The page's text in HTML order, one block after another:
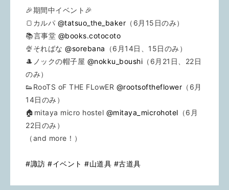
🎉期間中イベント🎉
🍞カルパ @tatsuo_the_baker （6月15日のみ）
📚言事堂 @books.cotocoto
🍨そればな @sorebana （6月14日、15日のみ）
🎩ノックの帽子屋 @nokku_boushi （6月21日、22日
のみ）
👟RooTS oF THE FLowER @rootsoftheflower （6月
14日のみ）
🏠mitaya micro hostel @mitaya_microhotel （6月
22日のみ）
（and more！）
#諏訪 #イベント #山道具 #古道具